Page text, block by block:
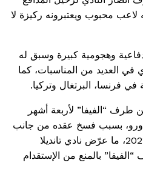
محبوب ويعتبرونه ركيزة لا
وهجومية كبيرة وسبق له
في العديد من المناسبات، كما
فرنسا، البرتغال وتركيا.
“الفيفا” لأربعة أشهر
بسبب فسخ عقده من جانب
، ما عرّض نادي تانديلا
بالمنع من الإستقدام